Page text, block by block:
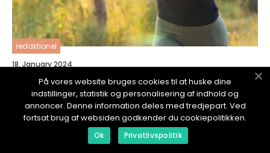
redaktionel
18. January 2024
Dårlig lyd på iPhone - En grundig analyse av
problemet
På vores website bruges cookies til at huske dine
indstillinger, statistik og personalisering af indhold og
annoncer. Denne information deles med tredjepart. Ved
fortsat brug af websiden godkender du cookiepolitikken.
Ok Privatlivspolitik